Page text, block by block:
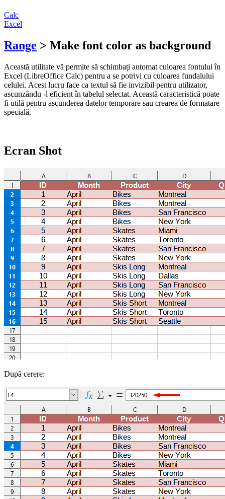
Calc
Excel
Range > Make font color as background
Această utilitate vă permite să schimbați automat culoarea fontului în
Excel (LibreOffice Calc) pentru a se potrivi cu culoarea fundalului
celulei. Acest lucru face ca textul să fie invizibil pentru utilizator,
ascunzându -l eficient în tabelul selectat. Această caracteristică poate
fi utilă pentru ascunderea datelor temporare sau crearea de formatare
specială.
Ecran Shot
După cerere: